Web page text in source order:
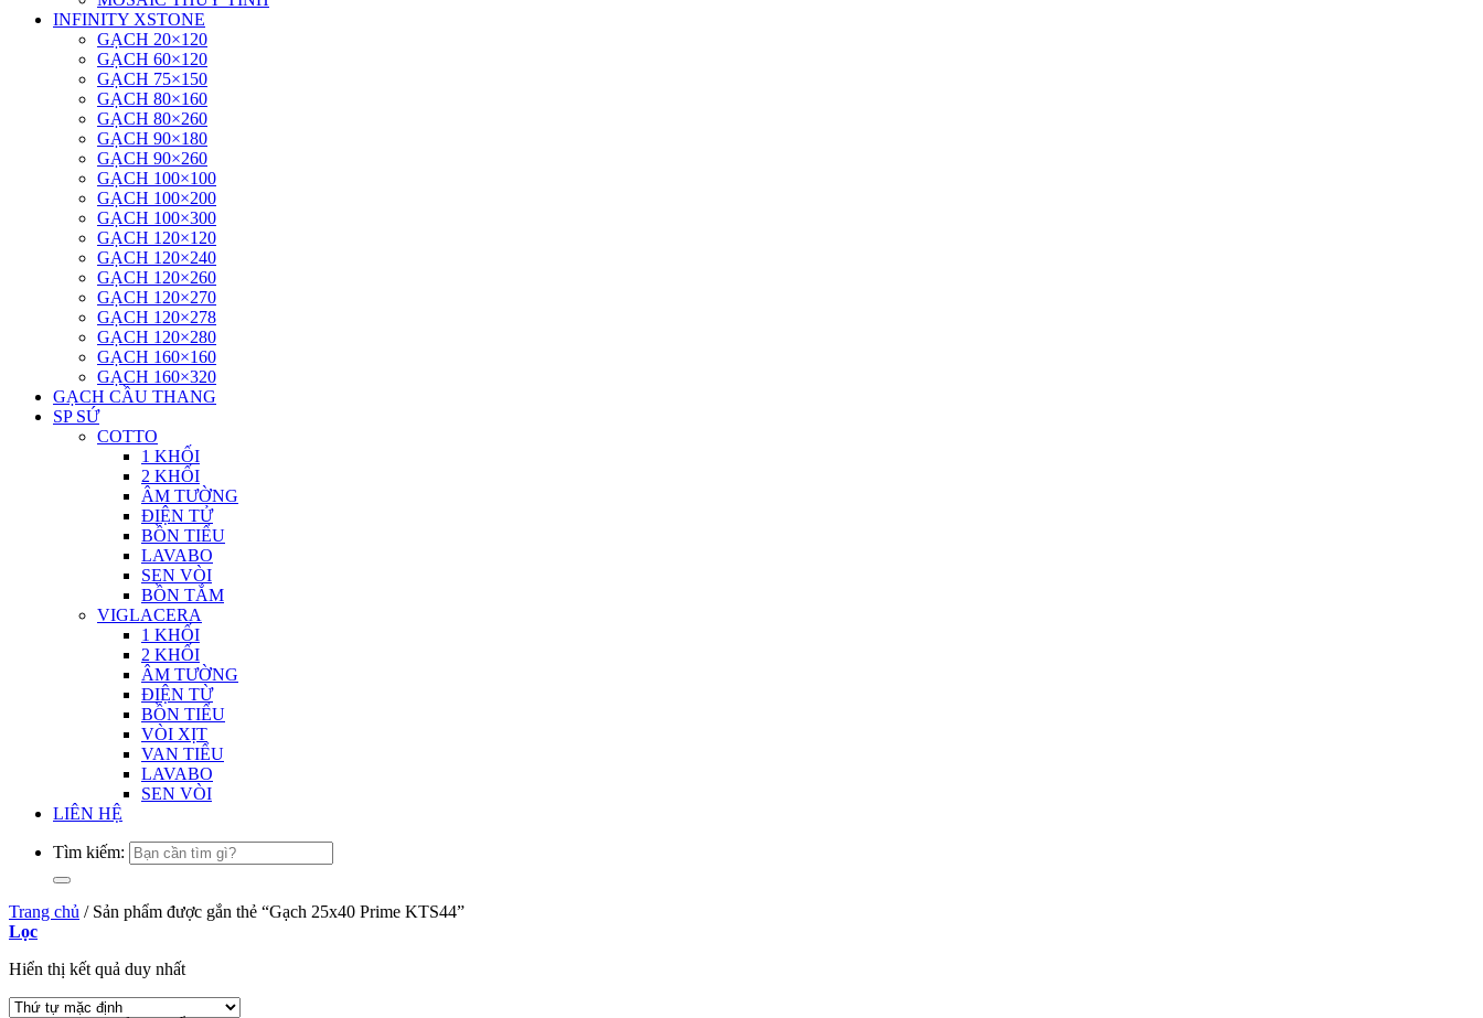
INFINITY XSTONE
GẠCH 20×120
GẠCH 60×120
GẠCH 75×150
GẠCH 80×160
GẠCH 80×260
GẠCH 90×180
GẠCH 90×260
GẠCH 100×100
GẠCH 100×200
GẠCH 100×300
GẠCH 120×120
GẠCH 120×240
GẠCH 120×260
GẠCH 120×270
GẠCH 120×278
GẠCH 120×280
GẠCH 160×160
GẠCH 160×320
GẠCH CẦU THANG
SP SỨ
COTTO
1 KHỐI
2 KHỐI
ÂM TƯỜNG
ĐIỆN TỬ
BỒN TIỂU
LAVABO
SEN VÒI
BỒN TẮM
VIGLACERA
1 KHỐI
2 KHỐI
ÂM TƯỜNG
ĐIỆN TỪ
BỒN TIỂU
VÒI XỊT
VAN TIỂU
LAVABO
SEN VÒI
LIÊN HỆ
Tìm kiếm:
Trang chủ /Sản phẩm được gắn thẻ “Gạch 25x40 Prime KTS44”
Lọc
Hiển thị kết quả duy nhất